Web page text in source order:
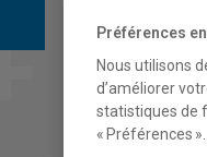
Préférences
Nous utilisons
d’améliorer
statistiques de
« Préférences ».